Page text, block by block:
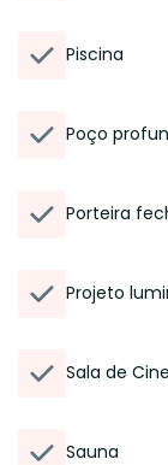
Piscina
Poço
Porteira
Projeto
Sala de
Sauna